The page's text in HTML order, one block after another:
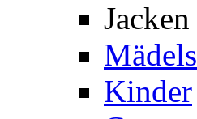
Jacken
Mädels
Kinder